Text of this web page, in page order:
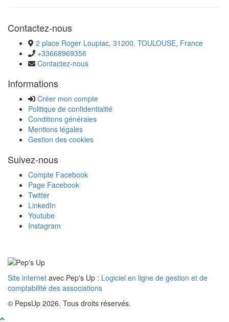
Contactez-nous
2 place Roger Loupiac, 31200, TOULOUSE, France
+33668969356
Contactez-nous
Informations
Créer mon compte
Politique de confidentialité
Conditions générales
Mentions légales
Gestion des cookies
Suivez-nous
Compte Facebook
Page Facebook
Twitter
LinkedIn
Youtube
Instagram
Site internet avec Pep's Up : Logiciel en ligne de gestion et de
comptabilité des associations
© PepsUp 2026. Tous droits réservés.